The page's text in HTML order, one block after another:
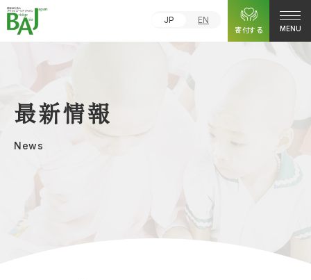
JP
EN
寄付する
MENU
最新情報
News